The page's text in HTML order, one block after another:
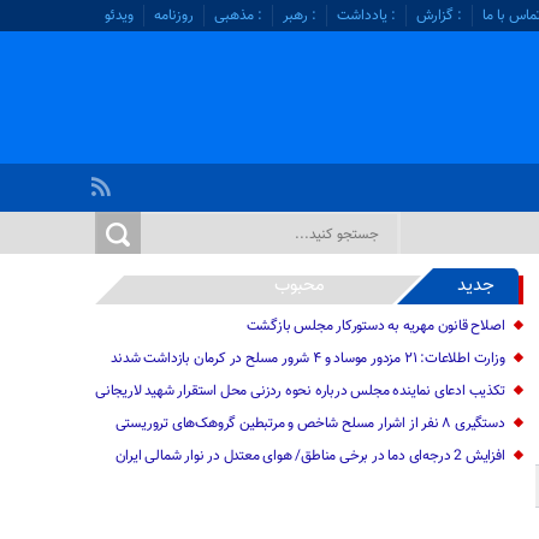
با ما : گزارش : یادداشت : رهبر : مذهبی روزنامه ویدئو
جدید محبوب
اصلاح قانون مهریه به دستورکار مجلس بازگشت
وزارت اطلاعات: ۲۱ مزدور موساد و ۴ شرور مسلح در کرمان بازداشت شدند
تکذیب ادعای نماینده مجلس درباره نحوه ردزنی محل استقرار شهید لاریجانی
دستگیری ۸ نفر از اشرار مسلح شاخص و مرتبطین گروهک‌های تروریستی
افزایش 2 درجه‌ای دما در برخی مناطق/ هوای معتدل در نوار شمالی ایران